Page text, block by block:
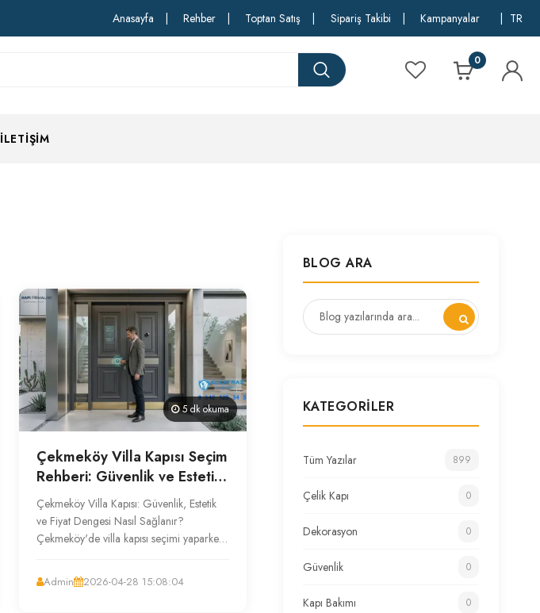
Anasayfa Rehber Toptan Satış Sipariş Takibi Kampanyalar TR
0
İLETIŞIM
5 dk okuma
Çekmeköy Villa Kapısı Seçim
Rehberi: Güvenlik ve Estetik
Bir Arada
Çekmeköy Villa Kapısı: Güvenlik, Estetik
ve Fiyat Dengesi Nasıl Sağlanır?
Çekmeköy'de villa kapısı seçimi yaparken;
Admin 2026-04-28 15:08:04
BLOG ARA
KATEGORILER
Tüm Yazılar 899
Çelik Kapı 0
Dekorasyon 0
Güvenlik 0
Kapı Bakımı 0